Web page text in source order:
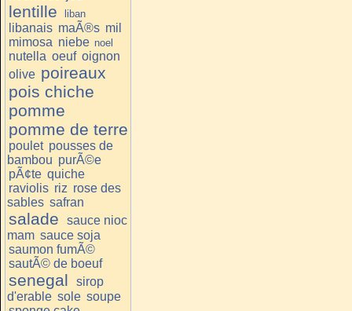
lentille liban
libanais maÃ®s mil
mimosa niebe noel
nutella oeuf oignon
olive poireaux
pois chiche
pomme
pomme de terre
poulet pousses de
bambou purÃ©e
pÃ¢te quiche
raviolis riz rose des
sables safran
salade
sauce nioc
mam sauce soja
saumon fumÃ©
sautÃ© de boeuf
senegal
sirop
d'erable sole soupe